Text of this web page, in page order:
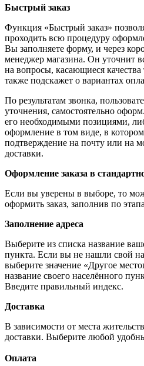
Быстрый заказ
Функция «Быстрый заказ»
проходить всю процедуру
Вы заполняете форму, и через
менеджер магазина. Он уточнит
на вопросы, касающиеся качества
также подскажет о вариантах
По результатам звонка,
уточнения, самостоятельно
его необходимыми позициями,
оформление в том виде, в
подтверждение на почту или на
доставки.
Оформление заказа в
Если вы уверены в выборе, то
оформить заказ, заполнив по
Заполнение адреса
Выберите из списка название
пункта. Если вы не нашли свой
выберите значение «Другое
название своего населённого
Введите правильный индекс.
Доставка
В зависимости от места
доставки. Выберите любой
Оплата